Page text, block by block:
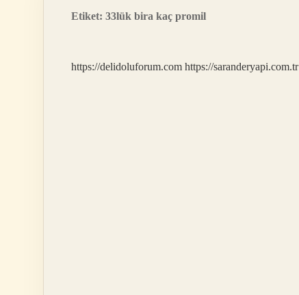
Etiket: 33lük bira kaç promil
https://delidoluforum.com https://saranderyapi.com.tr